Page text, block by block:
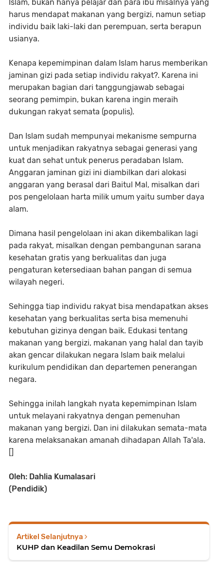
Islam, bukan hanya pelajar dan para ibu misalnya yang
harus mendapat makanan yang bergizi, namun setiap
individu baik laki-laki dan perempuan, serta berapun
usianya.
Kenapa kepemimpinan dalam Islam harus memberikan
jaminan gizi pada setiap individu rakyat?. Karena ini
merupakan bagian dari tanggungjawab sebagai
seorang pemimpin, bukan karena ingin meraih
dukungan rakyat semata (populis).
Dan Islam sudah mempunyai mekanisme sempurna
untuk menjadikan rakyatnya sebagai generasi yang
kuat dan sehat untuk penerus peradaban Islam.
Anggaran jaminan gizi ini diambilkan dari alokasi
anggaran yang berasal dari Baitul Mal, misalkan dari
pos pengelolaan harta milik umum yaitu sumber daya
alam.
Dimana hasil pengelolaan ini akan dikembalikan lagi
pada rakyat, misalkan dengan pembangunan sarana
kesehatan gratis yang berkualitas dan juga
pengaturan ketersediaan bahan pangan di semua
wilayah negeri.
Sehingga tiap individu rakyat bisa mendapatkan akses
kesehatan yang berkualitas serta bisa memenuhi
kebutuhan gizinya dengan baik. Edukasi tentang
makanan yang bergizi, makanan yang halal dan tayib
akan gencar dilakukan negara Islam baik melalui
kurikulum pendidikan dan departemen penerangan
negara.
Sehingga inilah langkah nyata kepemimpinan Islam
untuk melayani rakyatnya dengan pemenuhan
makanan yang bergizi. Dan ini dilakukan semata-mata
karena melaksanakan amanah dihadapan Allah Ta'ala.
[]
Oleh: Dahlia Kumalasari
(Pendidik)
Artikel Selanjutnya
KUHP dan Keadilan Semu Demokrasi